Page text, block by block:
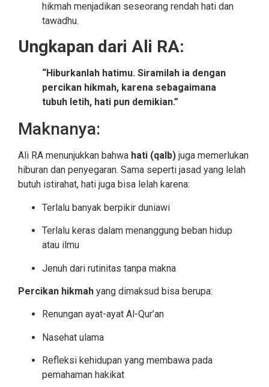
hikmah menjadikan seseorang rendah hati dan
tawadhu.
Ungkapan dari Ali RA:
“Hiburkanlah hatimu. Siramilah ia dengan
percikan hikmah, karena sebagaimana
tubuh letih, hati pun demikian.”
Maknanya:
Ali RA menunjukkan bahwa hati (qalb) juga memerlukan
hiburan dan penyegaran. Sama seperti jasad yang lelah
butuh istirahat, hati juga bisa lelah karena:
Terlalu banyak berpikir duniawi
Terlalu keras dalam menanggung beban hidup
atau ilmu
Jenuh dari rutinitas tanpa makna
Percikan hikmah yang dimaksud bisa berupa:
Renungan ayat-ayat Al-Qur’an
Nasehat ulama
Refleksi kehidupan yang membawa pada
pemahaman hakikat